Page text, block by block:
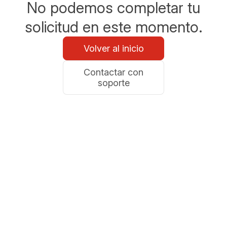
No podemos completar tu
solicitud en este momento.
Volver al inicio
Contactar con
soporte